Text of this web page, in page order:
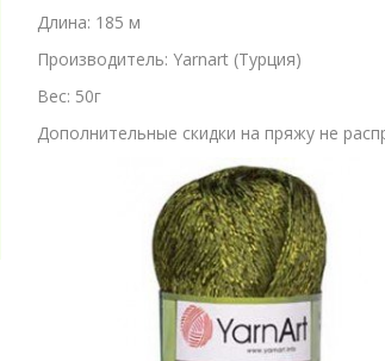
Длина: 185 м
Производитель: Yarnart (Турция)
Вес: 50г
Дополнительные скидки на пряжу не